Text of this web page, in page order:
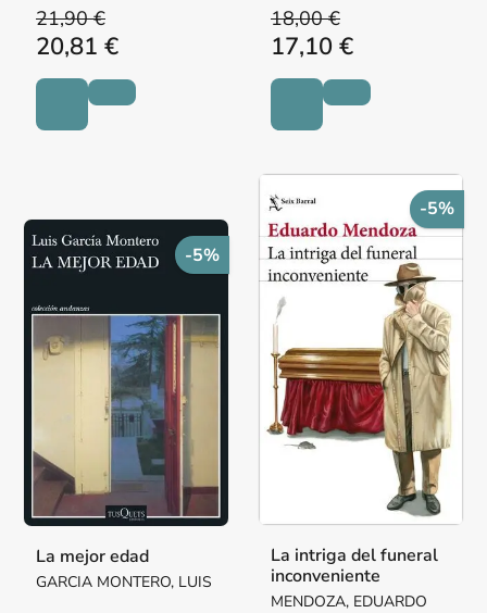
21,90 €
20,81 €
18,00 €
17,10 €
-5%
La mejor edad
GARCIA MONTERO, LUIS
-5%
La intriga del funeral
inconveniente
MENDOZA, EDUARDO